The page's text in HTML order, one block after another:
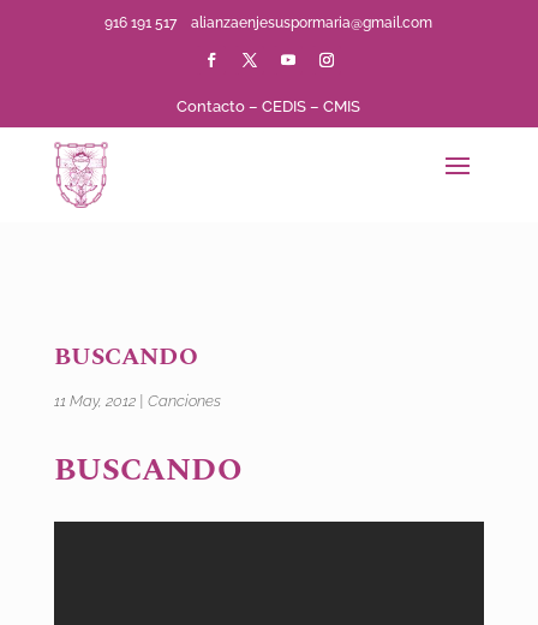
916 191 517alianzaenjesuspormaria@gmail.com
Contacto –CEDIS –CMIS
BUSCANDO
11 May, 2012| Canciones
BUSCANDO